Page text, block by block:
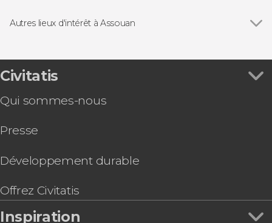
Autres lieux d'intérêt à Assouan
Temple de Kalabsha
Temple d'Isis
Civitatis
Qui sommes-nous
Presse
Développement durable
Offrez Civitatis
Inspiration